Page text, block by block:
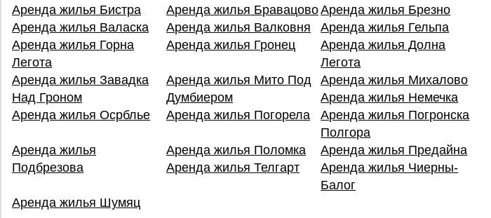
Аренда жилья Бистра
Аренда жилья БравацовоАренда жилья Брезно
Аренда жилья Валаска
Аренда жилья Валковня
Аренда жилья Гельпа
Аренда жилья Горна
Легота
Аренда жилья Гронец
Аренда жилья Долна
Легота
Аренда жилья Завадка
Над Гроном
Аренда жилья Мито Под
Думбиером
Аренда жилья Михалово
Аренда жилья Немечка
Аренда жилья Осрблье
Аренда жилья Погорела
Аренда жилья Погронска
Полгора
Аренда жилья
Подбрезова
Аренда жилья Поломка
Аренда жилья Предайна
Аренда жилья Телгарт
Аренда жилья Чиерны-
Балог
Аренда жилья Шумяц